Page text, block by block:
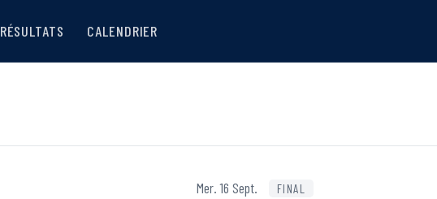
RÉSULTATS CALENDRIER
Mer. 16 Sept. FINAL